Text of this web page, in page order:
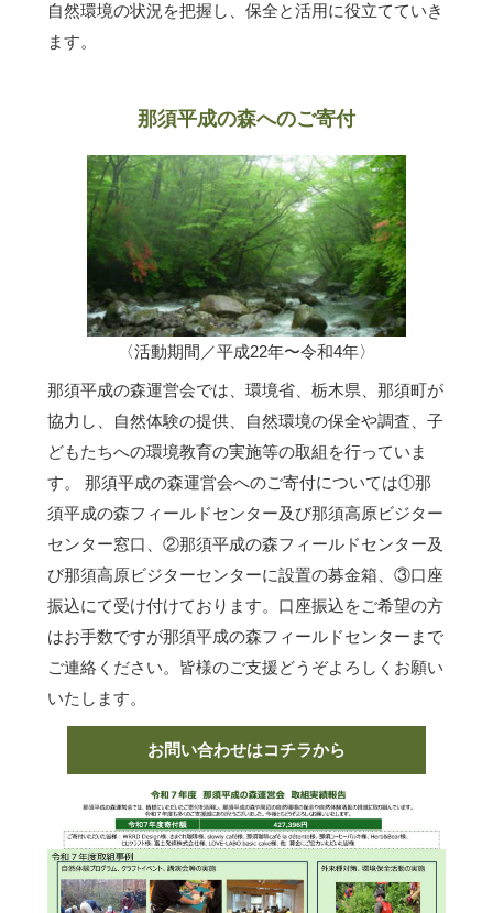
自然環境の状況を把握し、保全と活用に役立てていき
ます。
那須平成の森へのご寄付
〈活動期間／平成22年〜令和4年〉
那須平成の森運営会では、環境省、栃木県、那須町が
協力し、自然体験の提供、自然環境の保全や調査、子
どもたちへの環境教育の実施等の取組を行っていま
す。 那須平成の森運営会へのご寄付については①那
須平成の森フィールドセンター及び那須高原ビジター
センター窓口、②那須平成の森フィールドセンター及
び那須高原ビジターセンターに設置の募金箱、③口座
振込にて受け付けております。口座振込をご希望の方
はお手数ですが那須平成の森フィールドセンターまで
ご連絡ください。皆様のご支援どうぞよろしくお願い
いたします。
お問い合わせはコチラから